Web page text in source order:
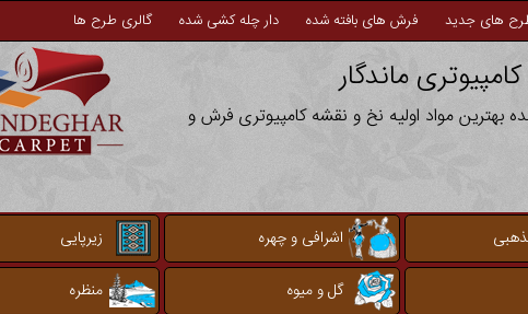
های جدید فرش های بافته شده دار چله کشی شده گالری طرح ها
ماندگار
بهترین مواد اولیه نخ و نقشه کامپیوتری فرش و
اشرافی و چهره زیرپایی
گل و میوه منظره